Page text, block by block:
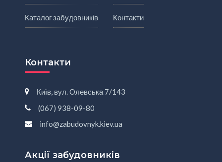
Каталог забудовників Контакти
Контакти
Київ, вул. Олевська 7/143
(067) 938-09-80
info@zabudovnyk.kiev.ua
Акції забудовників